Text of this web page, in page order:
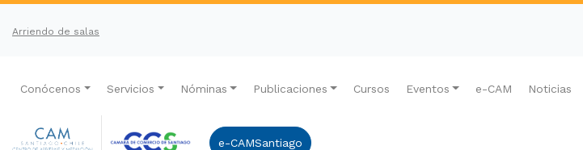
Arriendo de salas
Conócenos Servicios Nóminas Publicaciones Cursos Eventos e-CAM Noticias
e-CAMSantiago